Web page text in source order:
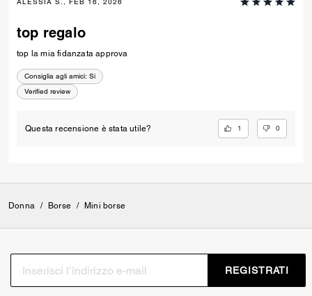
top regalo
top la mia fidanzata approva
Consiglia agli amici: Si
Verified review
Questa recensione è stata utile? 1 0
Donna / Borse / Mini borse
REGISTRATI